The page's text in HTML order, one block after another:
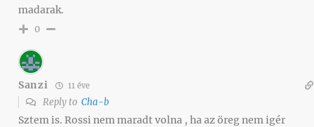
madarak.
0
Sanzi 11 éve
Reply to Cha-b
Sztem is. Rossi nem maradt volna , ha az öreg nem igér